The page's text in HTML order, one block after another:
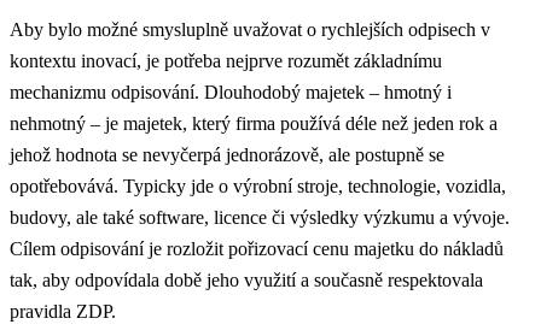
Aby bylo možné smysluplně uvažovat o rychlejších odpisech v
kontextu inovací, je potřeba nejprve rozumět základnímu
mechanizmu odpisování. Dlouhodobý majetek – hmotný i
nehmotný – je majetek, který firma používá déle než jeden rok a
jehož hodnota se nevyčerpá jednorázově, ale postupně se
opotřebovává. Typicky jde o výrobní stroje, technologie, vozidla,
budovy, ale také software, licence či výsledky výzkumu a vývoje.
Cílem odpisování je rozložit pořizovací cenu majetku do nákladů
tak, aby odpovídala době jeho využití a současně respektovala
pravidla ZDP.